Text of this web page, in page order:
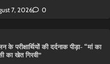
7, 2026 0
परीक्षार्थियों की दर्दनाक पीड़ा- “मां का
का खेत गिरवी”